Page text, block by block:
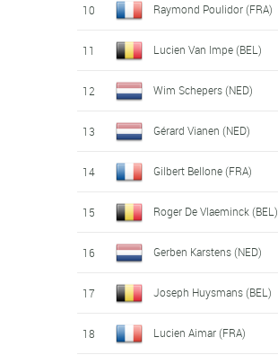
10 Raymond Poulidor (FRA)
11 Lucien Van Impe (BEL)
12 Wim Schepers (NED)
13 Gérard Vianen (NED)
14 Gilbert Bellone (FRA)
15 Roger De Vlaeminck (BEL)
16 Gerben Karstens (NED)
17 Joseph Huysmans (BEL)
18 Lucien Aimar (FRA)